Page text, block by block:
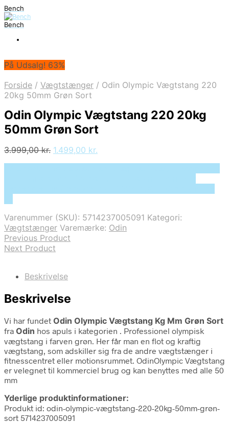
Bench
Bench
På Udsalg! 63%
Forside / Vægtstænger / Odin Olympic Vægtstang 220
20kg 50mm Grøn Sort
Odin Olympic Vægtstang 220 20kg
50mm Grøn Sort
3.999,00kr. Den
1.499,00 kr.
Varenummer (SKU): 5714237005091 Kategori:
Vægtstænger Varemærke: Odin
Previous Product
Next Product
Beskrivelse
Beskrivelse
Vi har fundet Odin Olympic Vægtstang Kg Mm Grøn Sort
fra Odin hos apuls i kategorien . Professionel olympisk
vægtstang i farven grøn. Her får man en flot og kraftig
vægtstang, som adskiller sig fra de andre vægtstænger i
fitnesscentret eller motionsrummet. OdinOlympic Vægtstang
er velegnet til kommerciel brug og kan benyttes med alle 50
mm
Yderlige produktinformationer:
Produkt id: odin-olympic-vægtstang-220-20kg-50mm-grøn-
sort 5714237005091